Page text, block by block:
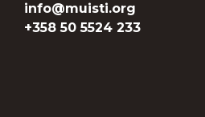
info@muisti.org
+358 50 5524 233